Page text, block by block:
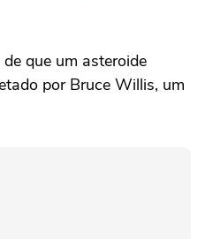
que um asteroide
por Bruce Willis, um